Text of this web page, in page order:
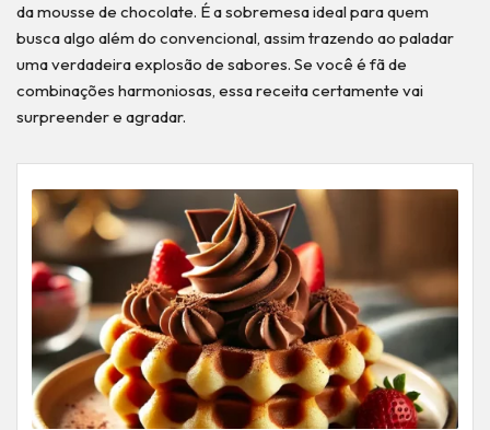
da mousse de chocolate. É a sobremesa ideal para quem
busca algo além do convencional, assim trazendo ao paladar
uma verdadeira explosão de sabores. Se você é fã de
combinações harmoniosas, essa receita certamente vai
surpreender e agradar.